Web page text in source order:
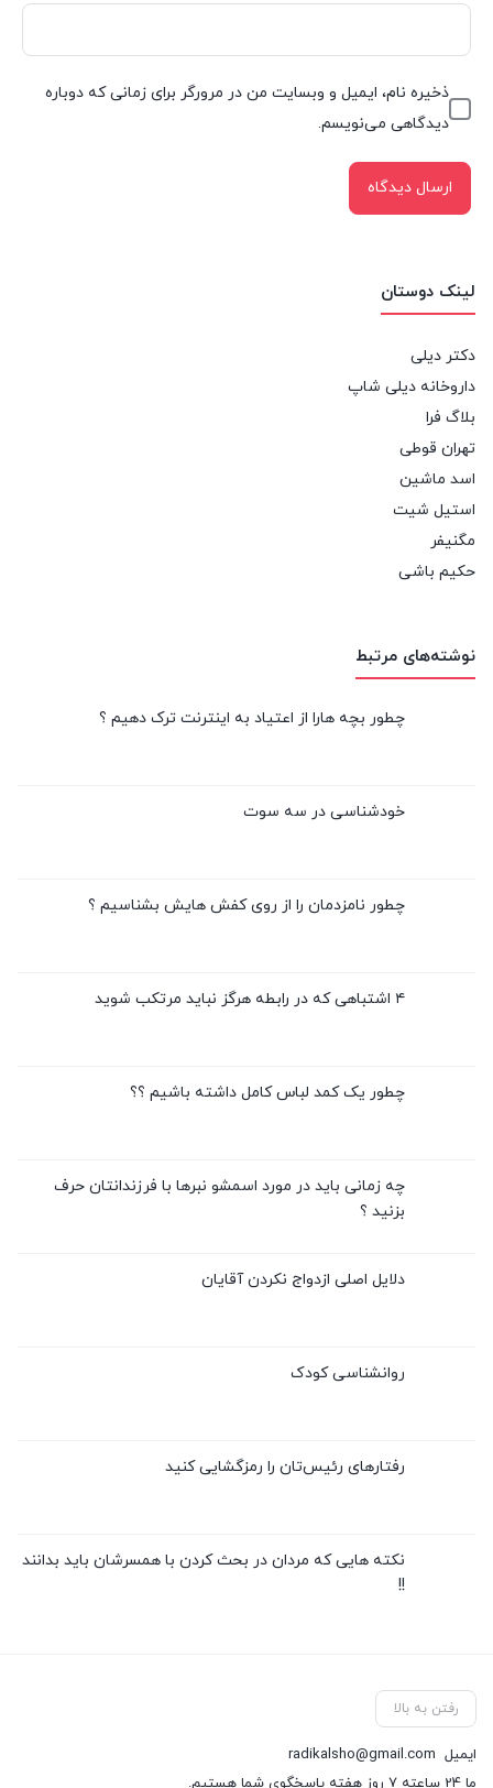
لینک دوستان
دکتر دیلی
داروخانه دیلی شاپ
بلاگ فرا
تهران قوطی
اسد ماشین
استیل شیت
مگنیفر
حکیم باشی
نوشته‌های مرتبط
چطور بچه هارا از اعتیاد به اینترنت ترک دهیم ؟
خودشناسی در سه سوت
چطور نامزدمان را از روی کفش هایش بشناسیم ؟
۴ اشتباهی که در رابطه هرگز نباید مرتکب شوید
چطور یک کمد لباس کامل داشته باشیم ؟؟
چه زمانی باید در مورد اسمشو نبرها با فرزندانتان حرف
بزنید ؟
دلایل اصلی ازدواج نکردن آقایان
روانشناسی کودک
رفتارهای رئیس‌تان را رمزگشایی کنید
نکته هایی که مردان در بحث کردن با همسرشان باید بدانند
!!
ذخیره نام، ایمیل و وبسایت من در مرورگر برای زمانی که دوباره
دیدگاهی می‌نویسم.
رفتن به بالا
ایمیل radikalsho@gmail.com
ما 24 ساعته 7 روز هفته پاسخگوی شما هستیم.